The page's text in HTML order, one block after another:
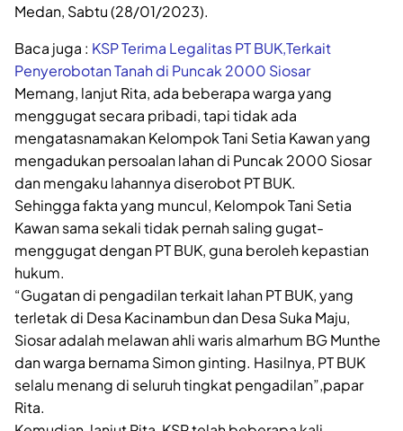
Medan, Sabtu (28/01/2023).
Baca juga : KSP Terima Legalitas PT BUK,Terkait
Penyerobotan Tanah di Puncak 2000 Siosar
Memang, lanjut Rita, ada beberapa warga yang
menggugat secara pribadi, tapi tidak ada
mengatasnamakan Kelompok Tani Setia Kawan yang
mengadukan persoalan lahan di Puncak 2000 Siosar
dan mengaku lahannya diserobot PT BUK.
Sehingga fakta yang muncul, Kelompok Tani Setia
Kawan sama sekali tidak pernah saling gugat-
menggugat dengan PT BUK, guna beroleh kepastian
hukum.
“Gugatan di pengadilan terkait lahan PT BUK, yang
terletak di Desa Kacinambun dan Desa Suka Maju,
Siosar adalah melawan ahli waris almarhum BG Munthe
dan warga bernama Simon ginting. Hasilnya, PT BUK
selalu menang di seluruh tingkat pengadilan”,papar
Rita.